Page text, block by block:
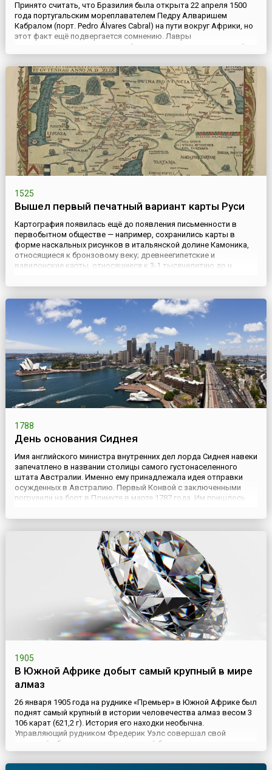
Принято считать, что Бразилия была открыта 22 апреля 1500
года португальским мореплавателем Педру Алваришем
Кабралом (порт. Pedro Álvares Cabral) на пути вокруг Африки, но
этот факт ещё подвергается сомнению. Лавры
первооткрывателя территорий, относящихся к современной
Бразилии, принадлежат Висенте Яньесу Пинсону (исп. Vicente
Yáñez Pinzón), испанскому мореплавателю, исследователю и
конкистадору. ...
1525
Вышел первый печатный вариант карты Руси
Картография появилась ещё до появления письменности в
первобытном обществе — например, сохранились карты в
форме наскальных рисунков в итальянской долине Камоника,
относящиеся к бронзовому веку; древнеегипетские и
вавилонские карты, относящиеся к 3-1 тысячелетию до н.
обширный справочник по координатам различных точек и
учебник по составлению...
1788
День основания Сиднея
Имя английского министра внутренних дел лорда Сиднея навеки
запечатлено в названии столицы самого густонаселенного
штата Австралии. Именно ему принадлежала идея отправки
осужденных в Австралию. Первый Конвой с заключенными
погрузили на борт в Плимуте в марте 1787 года. Им пришлось
ждало впереди, не знал никто. Почти ни у кого из них ...
1905
В Южной Африке добыт самый крупный в мире
алмаз
26 января 1905 года на руднике «Премьер» в Южной Африке был
поднят самый крупный в истории человечества алмаз весом 3
106 карат (621,2 г). История его находки необычна.
Управляющий рудником Фредерик Уэлс совершал свой
вечерний обход, когда заметил яркий блеск и сверкание,
исходившие из точки на стенке карьера. Уэлс с рабочим
добрались до места не без труда – точка находилась в 9 метрах